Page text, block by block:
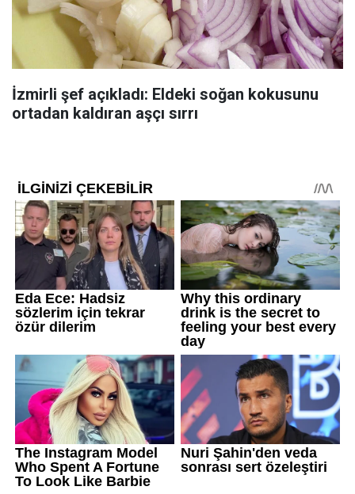
İzmirli şef açıkladı: Eldeki soğan kokusunu
ortadan kaldıran aşçı sırrı